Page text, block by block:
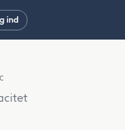
ind